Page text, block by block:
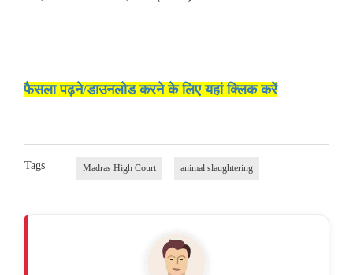
फैसला पढ़ने/डाउनलोड करने के लिए यहां क्लिक करें
Tags Madras High Court animal slaughtering